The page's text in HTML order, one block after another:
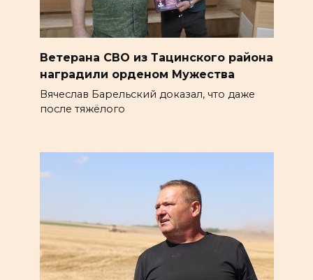
Ветерана СВО из Тацинского района
наградили орденом Мужества
Вячеслав Барельский доказал, что даже
после тяжёлого